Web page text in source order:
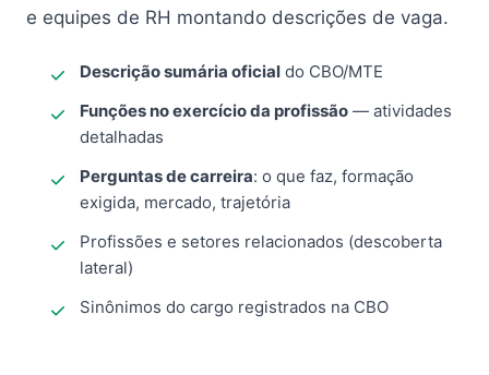
e equipes de RH montando descrições de vaga.
Descrição sumária oficial do CBO/MTE
Funções no exercício da profissão — atividades
detalhadas
Perguntas de carreira: o que faz, formação
exigida, mercado, trajetória
Profissões e setores relacionados (descoberta
lateral)
Sinônimos do cargo registrados na CBO